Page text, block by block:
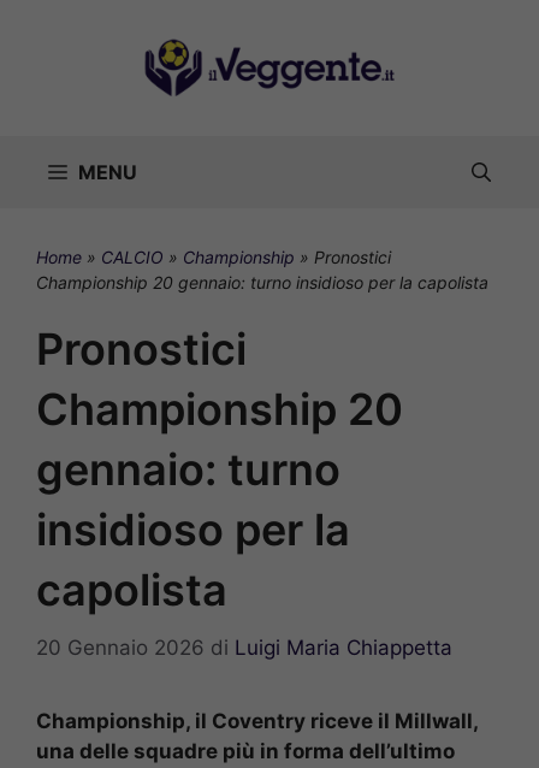
MENU
Home » CALCIO » Championship » Pronostici
Championship 20 gennaio: turno insidioso per la capolista
Pronostici
Championship 20
gennaio: turno
insidioso per la
capolista
20 Gennaio 2026 di Luigi Maria Chiappetta
Championship, il Coventry riceve il Millwall,
una delle squadre più in forma dell’ultimo